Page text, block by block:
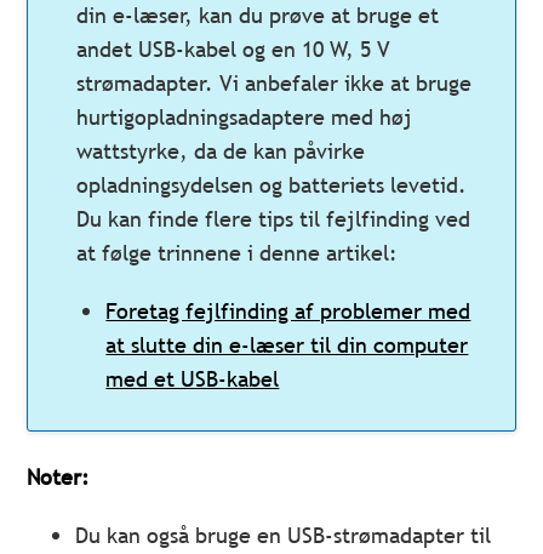
din e-læser, kan du prøve at bruge et
andet USB-kabel og en 10 W, 5 V
strømadapter. Vi anbefaler ikke at bruge
hurtigopladningsadaptere med høj
wattstyrke, da de kan påvirke
opladningsydelsen og batteriets levetid.
Du kan finde flere tips til fejlfinding ved
at følge trinnene i denne artikel:
Foretag fejlfinding af problemer med
at slutte din e-læser til din computer
med et USB-kabel
Noter:
Du kan også bruge en USB-strømadapter til